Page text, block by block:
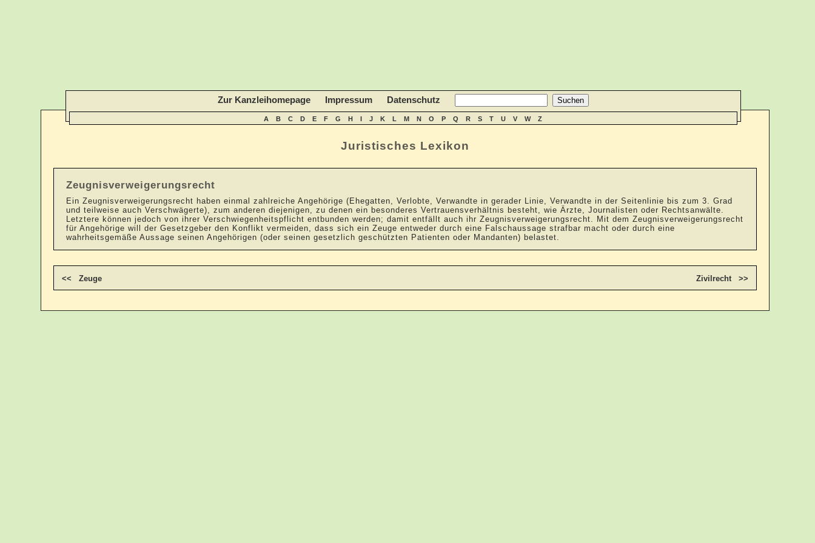
Juristisches Lexikon
Zur Kanzleihomepage Impressum Datenschutz
A B C D E F G H I J K L M N O P Q R S T U V W Z
Zeugnisverweigerungsrecht
Ein Zeugnisverweigerungsrecht haben einmal zahlreiche Angehörige (Ehegatten, Verlobte, Verwandte in gerader Linie, Verwandte in der Seitenlinie bis zum 3. Grad
und teilweise auch Verschwägerte), zum anderen diejenigen, zu denen ein besonderes Vertrauensverhältnis besteht, wie Ärzte, Journalisten oder Rechtsanwälte.
Letztere können jedoch von ihrer Verschwiegenheitspflicht entbunden werden; damit entfällt auch ihr Zeugnisverweigerungsrecht. Mit dem Zeugnisverweigerungsrecht
für Angehörige will der Gesetzgeber den Konflikt vermeiden, dass sich ein Zeuge entweder durch eine Falschaussage strafbar macht oder durch eine
wahrheitsgemäße Aussage seinen Angehörigen (oder seinen gesetzlich geschützten Patienten oder Mandanten) belastet.
<< Zeuge Zivilrecht >>